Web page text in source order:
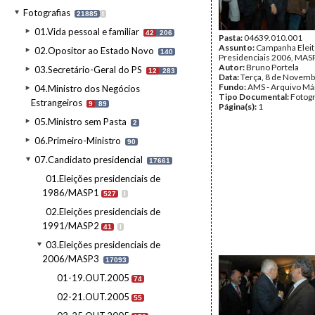
Fotografias 21885 I
01.Vida pessoal e familiar 42 206
02.Opositor ao Estado Novo 140
03.Secretário-Geral do PS 12 283
04.Ministro dos Negócios
Estrangeiros
9 89
05.Ministro sem Pasta 2
06.Primeiro-Ministro 90
07.Candidato presidencial 17661
01.Eleições presidenciais de
1986/MASP1
527 I
02.Eleições presidenciais de
1991/MASP2
41 I
03.Eleições presidenciais de
2006/MASP3
17093
01-19.OUT.2005 74
02-21.OUT.2005 55
Pasta:04639.010.001
Assunto: Campanha
Presidenciais 2006,
Autor:Bruno Portela
Data:Terça, 8 de
Fundo:AMS - Arquivo
Tipo Documental:
Página(s): 1